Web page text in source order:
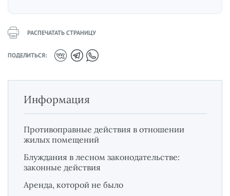
РАСПЕЧАТАТЬ СТРАНИЦУ
ПОДЕЛИТЬСЯ:
Информация
Противоправные действия в отношении
жилых помещений
Блуждания в лесном законодательстве:
законные действия
Аренда, которой не было